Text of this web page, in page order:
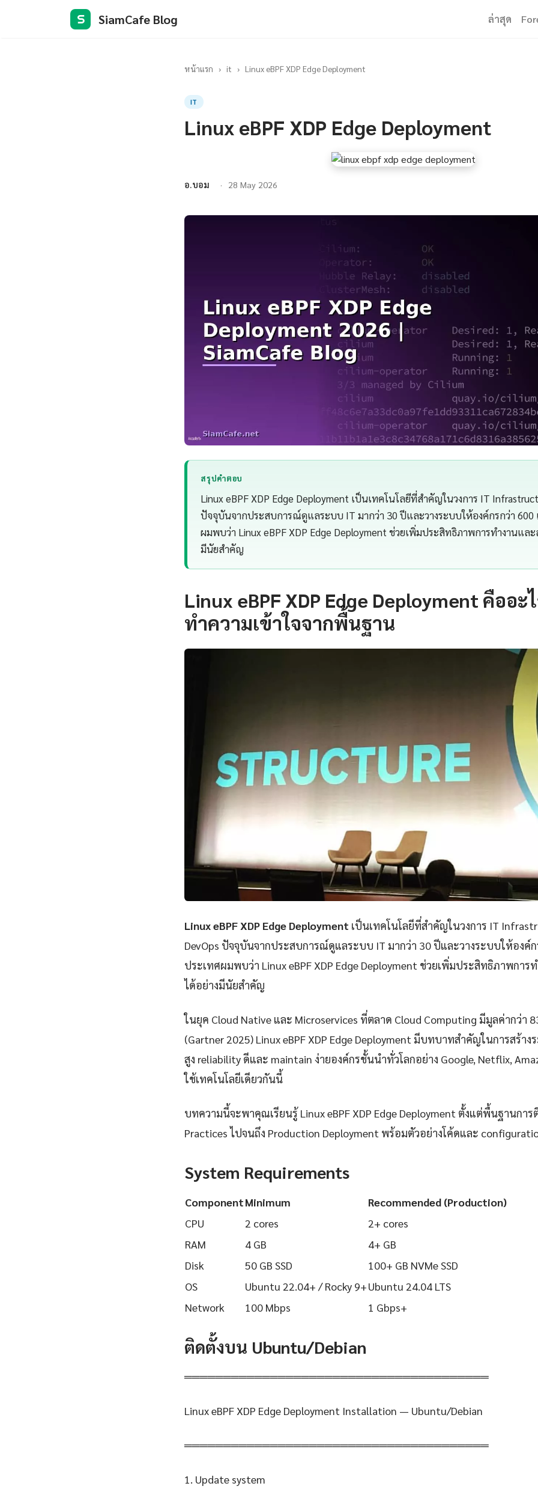
S SiamCafe Blog ล่าสุด
หน้าแรก › it › Linux eBPF XDP Edge Deployment
IT
Linux eBPF XDP Edge Deployment
อ.บอม 28 May 2026
สรุปคำตอบ
Linux eBPF XDP Edge Deployment เป็นเทคโนโลยีที่สำคัญในวงการ IT
ปัจจุบันจากประสบการณ์ดูแลระบบ IT มากว่า 30 ปีและวางระบบให้องค์กรกว่า 600
ผมพบว่า Linux eBPF XDP Edge Deployment ช่วยเพิ่มประสิทธิภาพการทำงานแล
มีนัยสำคัญ
Linux eBPF XDP Edge Deployment คืออะ
ทำความเข้าใจจากพื้นฐาน
Linux eBPF XDP Edge Deployment เป็นเทคโนโลยีที่สำคัญในวงการ IT
DevOps ปัจจุบันจากประสบการณ์ดูแลระบบ IT มากว่า 30 ปีและวางระบบให้องค์
ประเทศผมพบว่า Linux eBPF XDP Edge Deployment ช่วยเพิ่มประสิทธิภาพกา
ได้อย่างมีนัยสำคัญ
ในยุค Cloud Native และ Microservices ที่ตลาด Cloud Computing มีมูลค่ากว่า
(Gartner 2025) Linux eBPF XDP Edge Deployment มีบทบาทสำคัญในการสร้า
สูง reliability ดีและ maintain ง่ายองค์กรชั้นนำทั่วโลกอย่าง Google, Netflix,
ใช้เทคโนโลยีเดียวกันนี้
บทความนี้จะพาคุณเรียนรู้ Linux eBPF XDP Edge Deployment ตั้งแต่พื้นฐานการ
Practices ไปจนถึง Production Deployment พร้อมตัวอย่างโค้ดและ
System Requirements
ComponentMinimum
Recommended (Production)
CPU
2 cores
2+ cores
RAM
4 GB
4+ GB
Disk
50 GB SSD
100+ GB NVMe SSD
OS
Ubuntu 22.04+ / Rocky 9+Ubuntu 24.04 LTS
Network
100 Mbps 1 Gbps+
ติดตั้งบน Ubuntu/Debian
═══════════════════════════════════════
Linux eBPF XDP Edge Deployment Installation — Ubuntu/Debian
═══════════════════════════════════════
1. Update system